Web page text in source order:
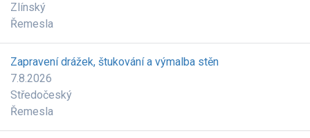
Zlínský
Řemesla
Zapravení drážek, štukování a výmalba stěn
7.8.2026
Středočeský
Řemesla